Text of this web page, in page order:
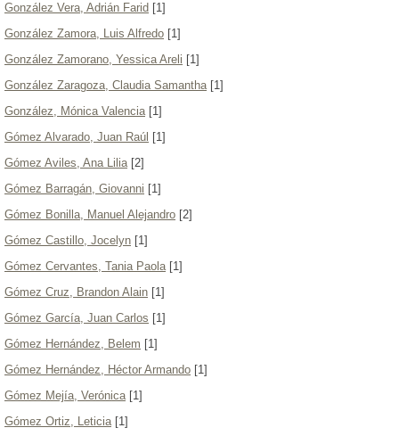
González Vera, Adrián Farid [1]
González Zamora, Luis Alfredo [1]
González Zamorano, Yessica Areli [1]
González Zaragoza, Claudia Samantha[1]
González, Mónica Valencia[1]
Gómez Alvarado, Juan Raúl [1]
Gómez Aviles, Ana Lilia[2]
Gómez Barragán, Giovanni [1]
Gómez Bonilla, Manuel Alejandro [2]
Gómez Castillo, Jocelyn [1]
Gómez Cervantes, Tania Paola[1]
Gómez Cruz, Brandon Alain [1]
Gómez García, Juan Carlos [1]
Gómez Hernández, Belem [1]
Gómez Hernández, Héctor Armando [1]
Gómez Mejía, Verónica[1]
Gómez Ortiz, Leticia[1]